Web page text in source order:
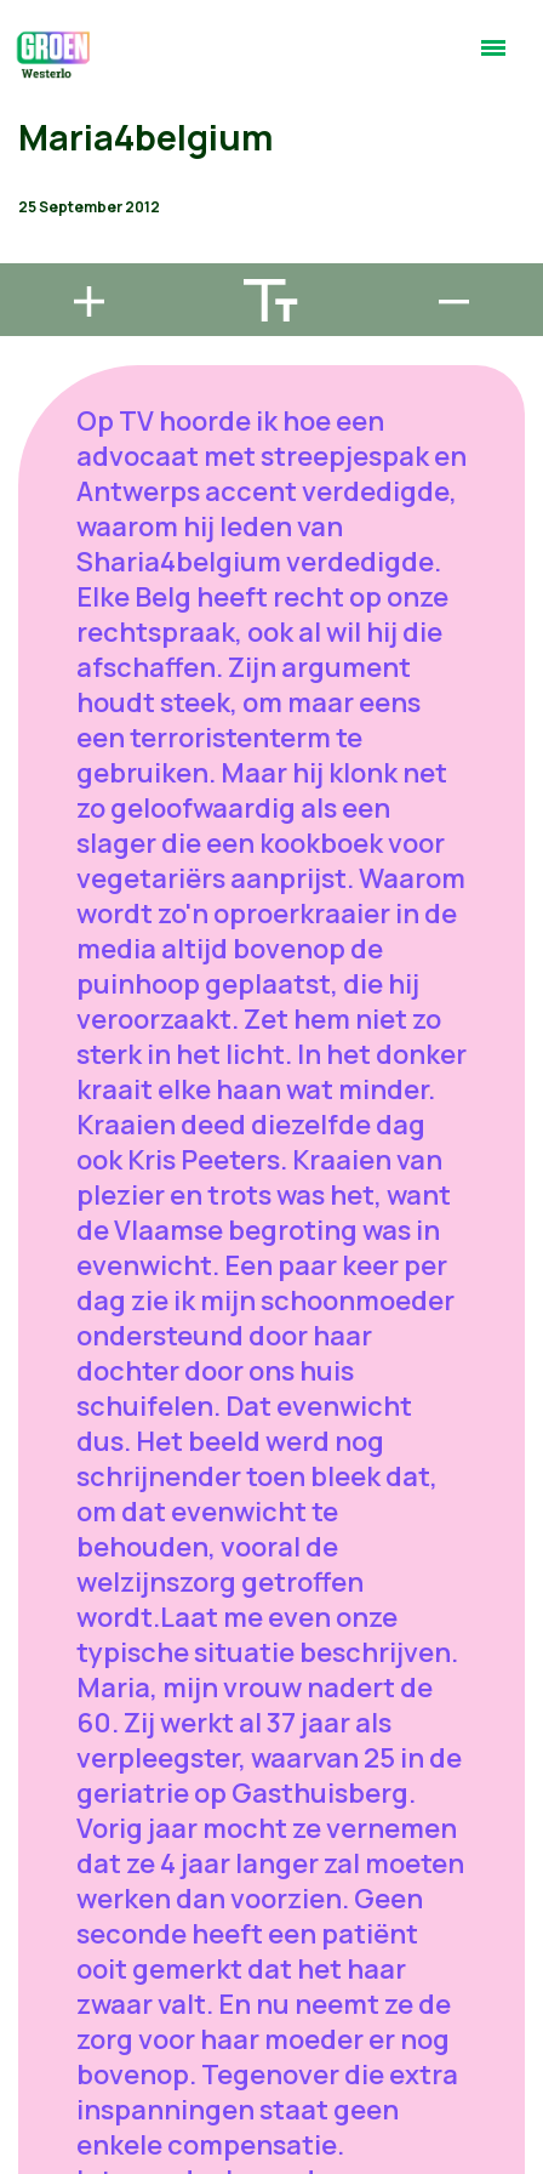
Maria4belgium
25 September 2012
Op TV hoorde ik hoe een
advocaat met streepjespak en
Antwerps accent verdedigde,
waarom hij leden van
Sharia4belgium verdedigde.
Elke Belg heeft recht op onze
rechtspraak, ook al wil hij die
afschaffen. Zijn argument
houdt steek, om maar eens
een terroristenterm te
gebruiken. Maar hij klonk net
zo geloofwaardig als een
slager die een kookboek voor
vegetariërs aanprijst. Waarom
wordt zo'n oproerkraaier in de
media altijd bovenop de
puinhoop geplaatst, die hij
veroorzaakt. Zet hem niet zo
sterk in het licht. In het donker
kraait elke haan wat minder.
Kraaien deed diezelfde dag
ook Kris Peeters. Kraaien van
plezier en trots was het, want
de Vlaamse begroting was in
evenwicht. Een paar keer per
dag zie ik mijn schoonmoeder
ondersteund door haar
dochter door ons huis
schuifelen. Dat evenwicht
dus. Het beeld werd nog
schrijnender toen bleek dat,
om dat evenwicht te
behouden, vooral de
welzijnszorg getroffen
wordt.Laat me even onze
typische situatie beschrijven.
Maria, mijn vrouw nadert de
60. Zij werkt al 37 jaar als
verpleegster, waarvan 25 in de
geriatrie op Gasthuisberg.
Vorig jaar mocht ze vernemen
dat ze 4 jaar langer zal moeten
werken dan voorzien. Geen
seconde heeft een patiënt
ooit gemerkt dat het haar
zwaar valt. En nu neemt ze de
zorg voor haar moeder er nog
bovenop. Tegenover die extra
inspanningen staat geen
enkele compensatie.